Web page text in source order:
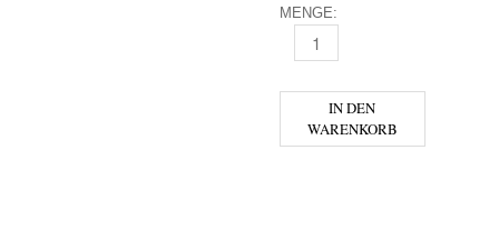
MENGE:
BIRRA MORETTI MENGE
IN DEN
WARENKORB